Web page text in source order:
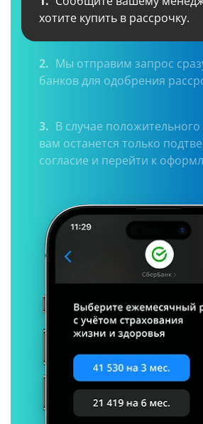
хотите купить в рассрочку.
2. Мы отправим запрос
банков для одобрения
3. В случае
вам останется только
согласие и перейти к